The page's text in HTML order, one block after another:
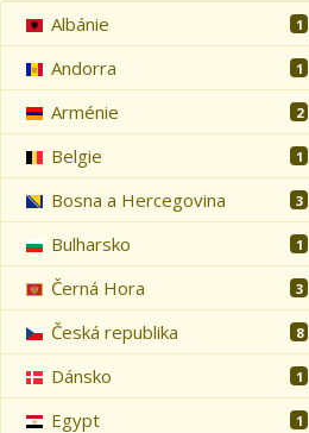
Albánie 1
Andorra 1
Arménie 2
Belgie 1
Bosna a Hercegovina 3
Bulharsko 1
Černá Hora 3
Česká republika 8
Dánsko 1
Egypt 1